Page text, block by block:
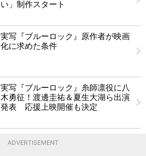
い」制作スタート
実写『ブルーロック』原作者が映画
化に求めた条件
実写『ブルーロック』糸師凛役に八
木勇征！渡邊圭祐＆夏生大湖ら出演
発表 応援上映開催も決定
ADVERTISEMENT